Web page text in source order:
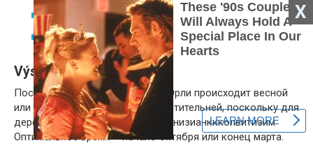
X
špatná přepravitelnost;
špatná udržovací kvalita.
Výsadba a péče
Посадка яблони сорта Женева Эрли происходит весной
или осенью. Последнее предпочтительней, поскольку для
дерева будет достаточно временизианккколвитизим
Оптимальное время – начало октября или конец марта.